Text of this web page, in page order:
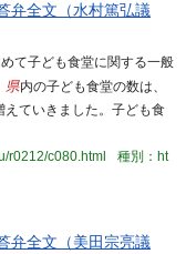
弁全文（水村篤弘議
て子ども食堂に関する一般
県内の子ども食堂の数は、
ていきました。子ども食
r0212/c080.html
種別：ht
弁全文（美田宗亮議